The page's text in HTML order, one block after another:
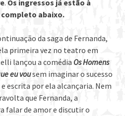
. Os ingressos já estão à
abaixo.
da saga de Fernanda,
primeira vez no teatro em
lançou a comédia Os Homens
eu vousem imaginar o sucesso
escrita por ela alcançaria. Nem
que Fernanda, a
falar de amor e discutir o